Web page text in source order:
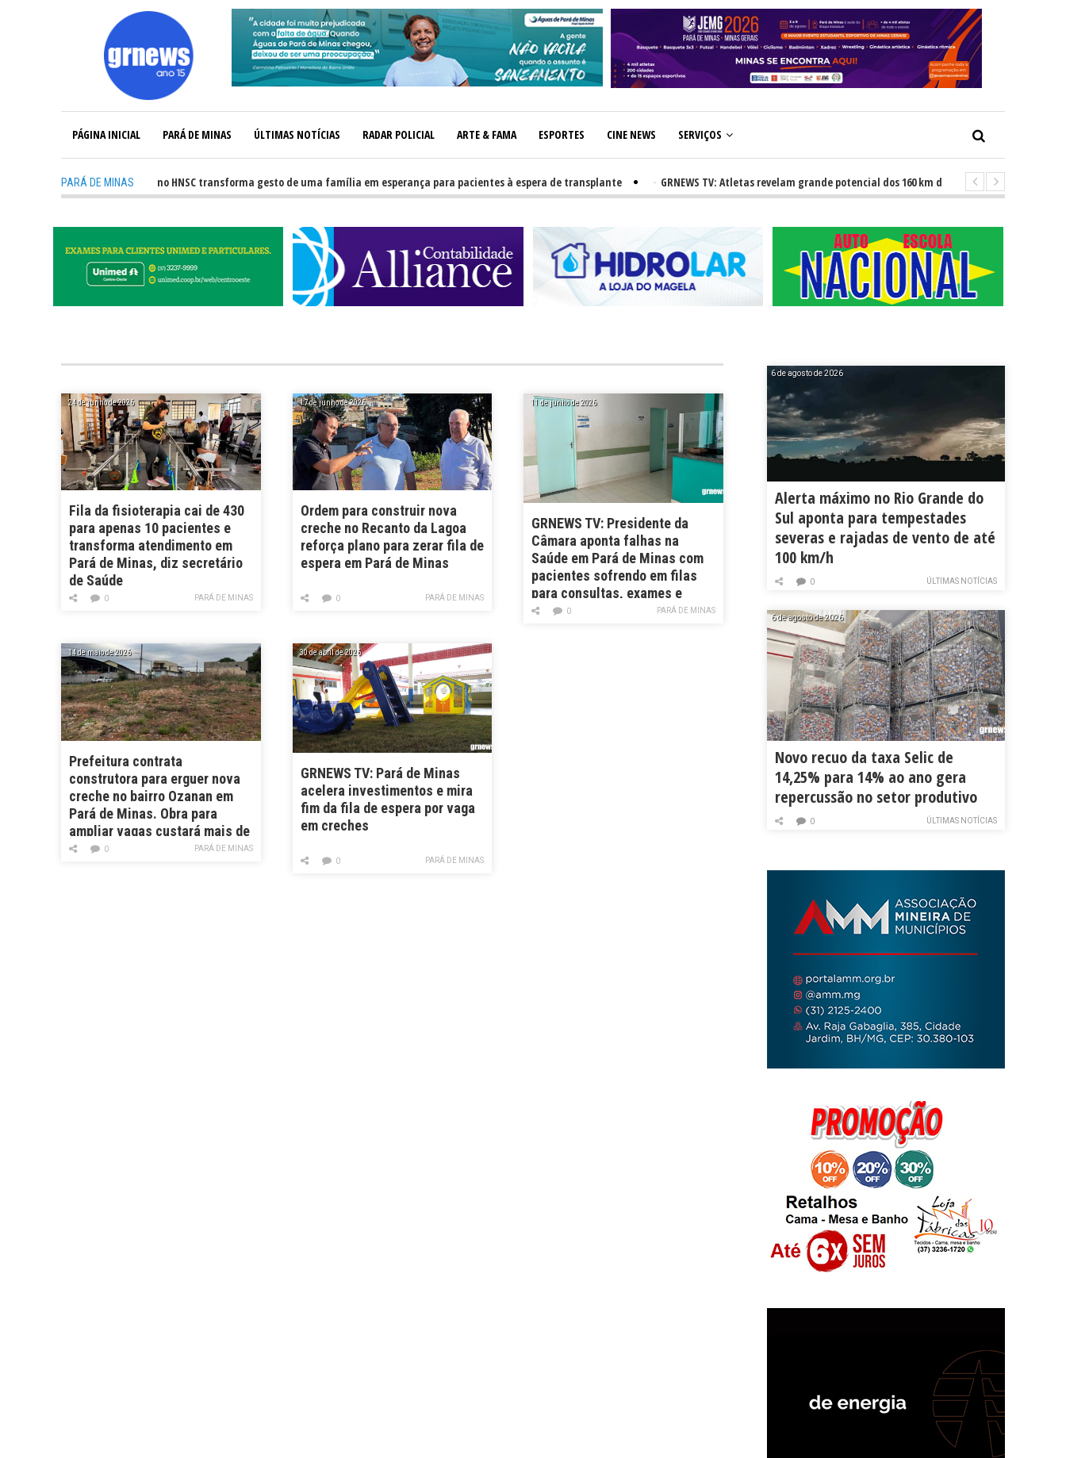
PÁGINA INICIAL PARÁ DE MINAS ÚLTIMAS NOTÍCIAS RADAR POLICIAL ARTE & FAMA ESPORTES CINE NEWS SERVIÇOS
PARÁ DE MINAS
Captação de órgãos no HNSC transforma gesto de uma família em esperança para pacientes à espera de transplante GRNEWS TV: Atletas revelam grande potencial dos 160 km dos Caminhos do Padre
24 de junho de 2026
Fila da fisioterapia cai de 430
para apenas 10 pacientes e
transforma atendimento em
Pará de Minas, diz secretário
de Saúde
PARÁ DE MINAS
0
17 de junho de 2026
Ordem para construir nova
creche no Recanto da Lagoa
reforça plano para zerar fila de
espera em Pará de Minas
PARÁ DE MINAS
0
11 de junho de 2026
GRNEWS TV: Presidente da
Câmara aponta falhas na
Saúde em Pará de Minas com
pacientes sofrendo em filas
para consultas, exames e
outros procedimentosPARÁ DE MINAS
0
14 de maio de 2026
Prefeitura contrata
construtora para erguer nova
creche no bairro Ozanan em
Pará de Minas. Obra para
ampliar vagas custará mais de
R$ 3,4 milhões
PARÁ DE MINAS
0
30 de abril de 2026
GRNEWS TV: Pará de Minas
acelera investimentos e mira
fim da fila de espera por vaga
em creches
PARÁ DE MINAS
0
6 de agosto de 2026
Alerta máximo no Rio Grande do
Sul aponta para tempestades
severas e rajadas de vento de até
100 km/h
ÚLTIMAS NOTÍCIAS
0
6 de agosto de 2026
Novo recuo da taxa Selic de
14,25% para 14% ao ano gera
repercussão no setor produtivo
ÚLTIMAS NOTÍCIAS
0